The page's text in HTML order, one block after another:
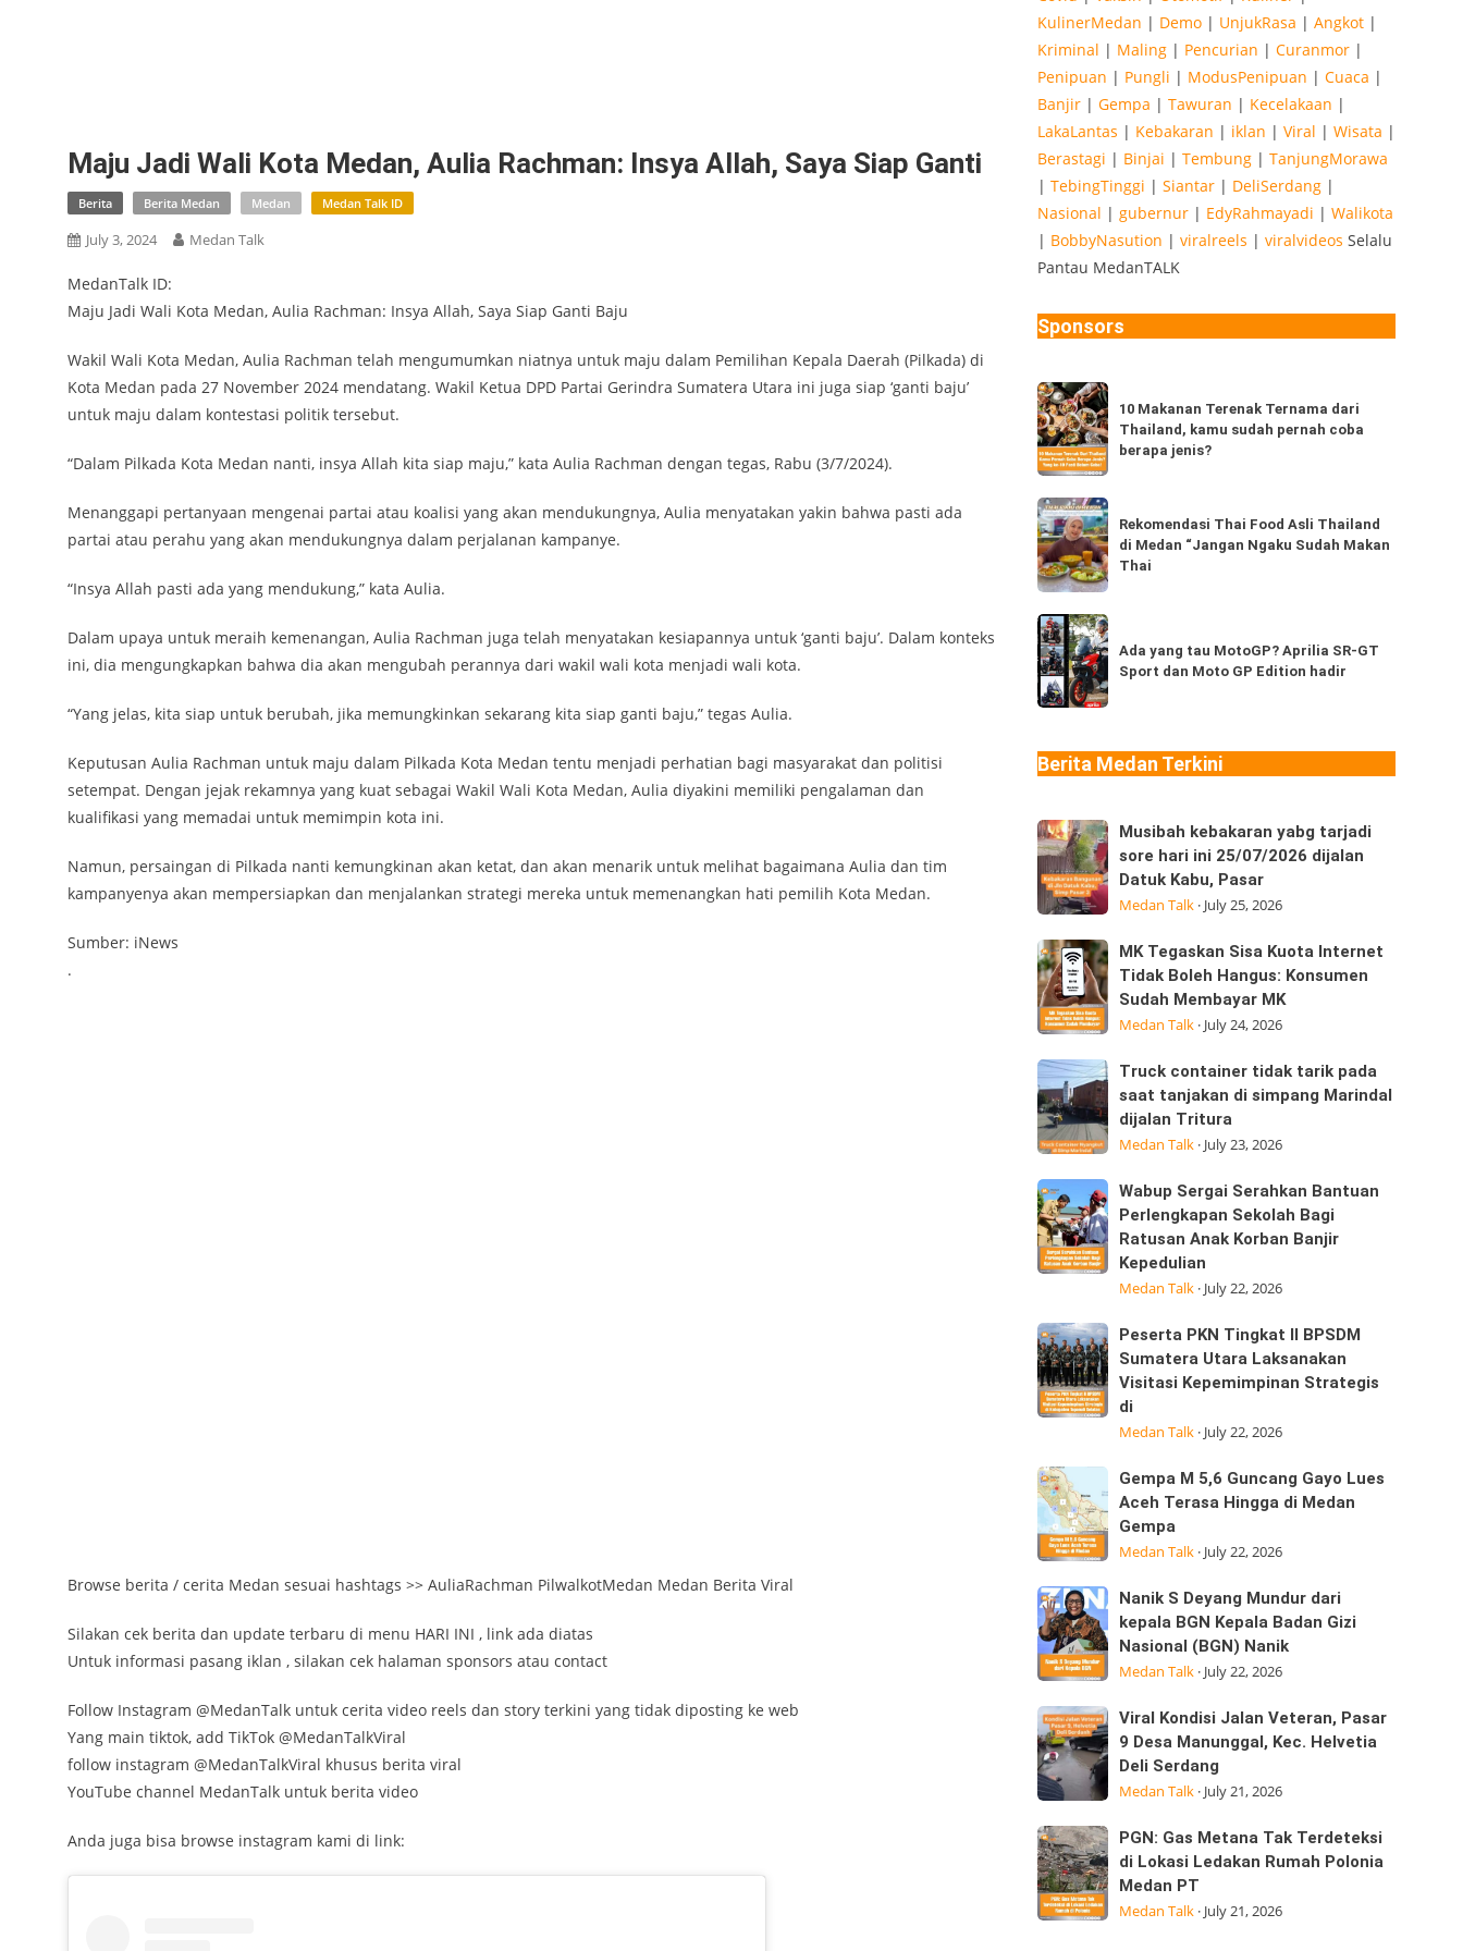
Maju Jadi Wali Kota Medan, Aulia Rachman: Insya Allah, Saya Siap Ganti
Berita Berita Medan Medan Medan Talk ID
July 3, 2024 Medan Talk
MedanTalk ID:
Maju Jadi Wali Kota Medan, Aulia Rachman: Insya Allah, Saya Siap Ganti Baju
Wakil Wali Kota Medan, Aulia Rachman telah mengumumkan niatnya untuk maju dalam Pemilihan Kepala Daerah (Pilkada) di
Kota Medan pada 27 November 2024 mendatang. Wakil Ketua DPD Partai Gerindra Sumatera Utara ini juga siap ‘ganti baju’
untuk maju dalam kontestasi politik tersebut.
“Dalam Pilkada Kota Medan nanti, insya Allah kita siap maju,” kata Aulia Rachman dengan tegas, Rabu (3/7/2024).
Menanggapi pertanyaan mengenai partai atau koalisi yang akan mendukungnya, Aulia menyatakan yakin bahwa pasti ada
partai atau perahu yang akan mendukungnya dalam perjalanan kampanye.
“Insya Allah pasti ada yang mendukung,” kata Aulia.
Dalam upaya untuk meraih kemenangan, Aulia Rachman juga telah menyatakan kesiapannya untuk ‘ganti baju’. Dalam konteks
ini, dia mengungkapkan bahwa dia akan mengubah perannya dari wakil wali kota menjadi wali kota.
“Yang jelas, kita siap untuk berubah, jika memungkinkan sekarang kita siap ganti baju,” tegas Aulia.
Keputusan Aulia Rachman untuk maju dalam Pilkada Kota Medan tentu menjadi perhatian bagi masyarakat dan politisi
setempat. Dengan jejak rekamnya yang kuat sebagai Wakil Wali Kota Medan, Aulia diyakini memiliki pengalaman dan
kualifikasi yang memadai untuk memimpin kota ini.
Namun, persaingan di Pilkada nanti kemungkinan akan ketat, dan akan menarik untuk melihat bagaimana Aulia dan tim
kampanyenya akan mempersiapkan dan menjalankan strategi mereka untuk memenangkan hati pemilih Kota Medan.
Sumber: iNews
.
Browse berita / cerita Medan sesuai hashtags >> AuliaRachman PilwalkotMedan Medan Berita Viral
Silakan cek berita dan update terbaru di menu HARI INI , link ada diatas
Untuk informasi pasang iklan , silakan cek halaman sponsors atau contact
Follow Instagram @MedanTalk untuk cerita video reels dan story terkini yang tidak diposting ke web
Yang main tiktok, add TikTok @MedanTalkViral
follow instagram @MedanTalkViral khusus berita viral
YouTube channel MedanTalk untuk berita video
Anda juga bisa browse instagram kami di link:
KulinerMedan | Demo| UnjukRasa | Angkot|
Kriminal | Maling| Pencurian | Curanmor|
Penipuan | Pungli | ModusPenipuan | Cuaca |
Banjir| Gempa | Tawuran | Kecelakaan |
LakaLantas | Kebakaran | iklan | Viral | Wisata |
Berastagi | Binjai | Tembung| TanjungMorawa
| TebingTinggi | Siantar| DeliSerdang|
Nasional | gubernur| EdyRahmayadi | Walikota
| BobbyNasution | viralreels | viralvideos Selalu
Pantau MedanTALK
Sponsors
10
Makanan
Terenak
Ternama
dari
Thailand,
kamu
sudah
coba
berapa
jenis?
10 Makanan Terenak Ternama dari
Thailand, kamu sudah pernah coba
berapa jenis?
Rekomendasi
Thai
Food
Asli
Thailand
di
Medan
“Jangan
Sudah
Makan
Rekomendasi Thai Food Asli Thailand
di Medan “Jangan Ngaku Sudah Makan
Thai
Ada
yang
tau
MotoGP?
SR-
GT
dan
Moto
GP
Edition
hadir
Ada yang tau MotoGP? Aprilia SR-GT
Sport dan Moto GP Edition hadir
Berita Medan Terkini
Musibah
kebakaran
yabg
tarjadi
sore
hari
ini
25/07/2026
dijalan
Datuk
Kabu,
Pasar
Musibah kebakaran yabg tarjadi
sore hari ini 25/07/2026 dijalan
Datuk Kabu, Pasar
Medan Talk· July 25, 2026
MK
Tegaskan
Sisa
Kuota
Internet
Tidak
Boleh
Hangus:
Konsumen
Sudah
Membayar
MK
MK Tegaskan Sisa Kuota Internet
Tidak Boleh Hangus: Konsumen
Sudah Membayar MK
Medan Talk· July 24, 2026
Truck
container
tidak
tarik
pada
saat
tanjakan
di
simpang
dijalan
Tritura
Truck container tidak tarik pada
saat tanjakan di simpang Marindal
dijalan Tritura
Medan Talk· July 23, 2026
Wabup
Sergai
Serahkan
Bantuan
Perlengkapan
Sekolah
Bagi
Ratusan
Anak
Kepedulian
Wabup Sergai Serahkan Bantuan
Perlengkapan Sekolah Bagi
Ratusan Anak Korban Banjir
Kepedulian
Medan Talk· July 22, 2026
Peserta
PKN
Tingkat
II
Sumatera
Utara
Laksanakan
Visitasi
Strategis
di
Peserta PKN Tingkat II BPSDM
Sumatera Utara Laksanakan
Visitasi Kepemimpinan Strategis
di
Medan Talk· July 22, 2026
Gempa
M
5,6
Guncang
Gayo
Lues
Aceh
Terasa
Hingga
di
Medan
Gempa
Gempa M 5,6 Guncang Gayo Lues
Aceh Terasa Hingga di Medan
Gempa
Medan Talk· July 22, 2026
Nanik
S
Deyang
Mundur
dari
kepala
BGN
Kepala
Badan
Gizi
Nasional
(BGN) Nanik
Nanik S Deyang Mundur dari
kepala BGN Kepala Badan Gizi
Nasional (BGN) Nanik
Medan Talk· July 22, 2026
Viral
Kondisi
Jalan
Veteran,
Pasar
9
Desa
Manunggal,
Kec.
Viral Kondisi Jalan Veteran, Pasar
9 Desa Manunggal, Kec. Helvetia
Deli Serdang
Medan Talk· July 21, 2026
PGN:
Gas
Metana
Tak
PGN: Gas Metana Tak Terdeteksi
di Lokasi Ledakan Rumah Polonia
Medan PT
Medan Talk· July 21, 2026